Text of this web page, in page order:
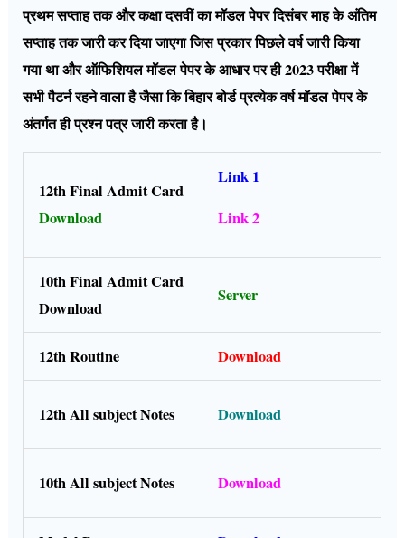
प्रथम सप्ताह तक और कक्षा दसवीं का मॉडल पेपर दिसंबर माह के अंतिम
सप्ताह तक जारी कर दिया जाएगा जिस प्रकार पिछले वर्ष जारी किया
गया था और ऑफिशियल मॉडल पेपर के आधार पर ही 2023 परीक्षा में
सभी पैटर्न रहने वाला है जैसा कि बिहार बोर्ड प्रत्येक वर्ष मॉडल पेपर के
अंतर्गत ही प्रश्न पत्र जारी करता है।
12th Final Admit Card
Download
Link 1
Link 2
10th Final Admit Card
Download
Server
12th Routine Download
12th All subject Notes Download
10th All subject Notes Download